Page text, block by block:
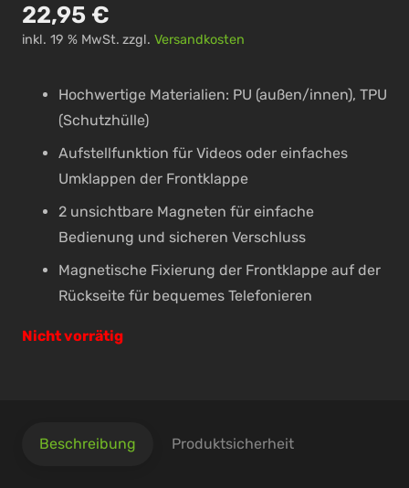
22,95 €
inkl. 19 % MwSt. zzgl.Versandkosten
Hochwertige Materialien: PU (außen/innen), TPU
(Schutzhülle)
Aufstellfunktion für Videos oder einfaches
Umklappen der Frontklappe
2 unsichtbare Magneten für einfache
Bedienung und sicheren Verschluss
Magnetische Fixierung der Frontklappe auf der
Rückseite für bequemes Telefonieren
Nicht vorrätig
Beschreibung Produktsicherheit